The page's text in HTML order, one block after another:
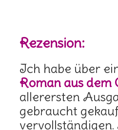
Rezension:
Ich habe über
Roman aus dem
allerersten
gebraucht